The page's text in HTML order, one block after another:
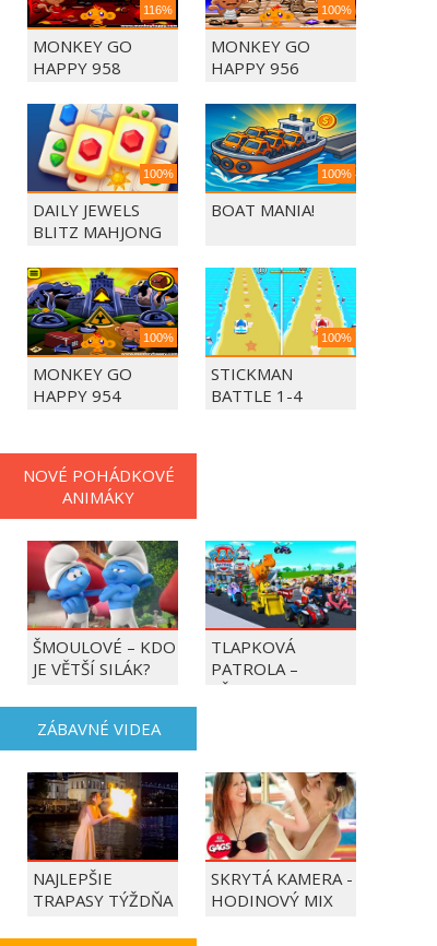
116%
MONKEY GO
HAPPY 958
100%
MONKEY GO
HAPPY 956
100%
DAILY JEWELS
BLITZ MAHJONG
100%
BOAT MANIA!
100%
MONKEY GO
HAPPY 954
100%
STICKMAN
BATTLE 1-4
NOVÉ POHÁDKOVÉ
ANIMÁKY
ŠMOULOVÉ – KDO
JE VĚTŠÍ SILÁK?
TLAPKOVÁ
PATROLA –
VŠECHNY TLAPKY
ZÁBAVNÉ VIDEA
NAJLEPŠIE
TRAPASY TÝŽDŇA
SKRYTÁ KAMERA -
HODINOVÝ MIX